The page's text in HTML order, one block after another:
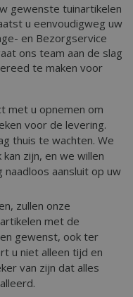
gewenste tuinartikelen
u eenvoudigweg uw
en Bezorgservice
ons team aan de slag
te maken voor
met u opnemen om
voor de levering.
thuis te wachten. We
zijn, en we willen
aansluit op uw
zullen onze
met de
gewenst, ook ter
u niet alleen tijd en
van zijn dat alles